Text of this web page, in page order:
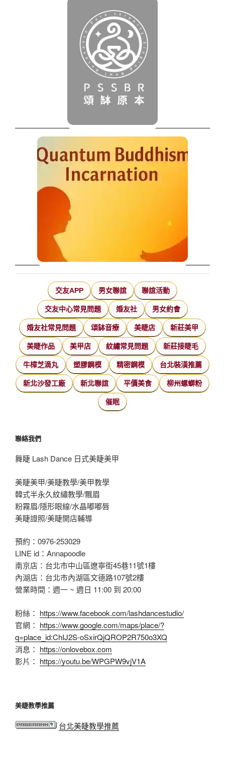
交友APP 男女聯誼 聯誼活動
交友中心常見問題 婚友社 男女約會
婚友社常見問題 頌缽音療 美睫店 新莊美甲
美睫作品 美甲店 紋繡常見問題 新莊接睫毛
牛樟芝滴丸 塑膠鋼模 精密鋼模 台北裝潢推薦
新北沙發工廠 新北聯誼 平價美食 柳州螺螄粉
催眠
聯絡我們
舞睫 Lash Dance 日式美睫美甲
美睫美甲/美睫教學/美甲教學
韓式半永久紋繡教學/飄眉
粉霧眉/隱形眼線/水晶嘟嘟唇
美睫證照/美睫開店輔導
預約：0976-253029
LINE id：Annapoodle
南京店：台北市中山區遼寧街45巷11號1樓
內湖店：台北市內湖區文德路107號2樓
營業時間：週一 ~ 週日 11:00 到 20:00
粉絲： https://www.facebook.com/lashdancestudio/
官網： https://www.google.com/maps/place/?
q=place_id:ChIJ2S-oSxirQjQROP2R750o3XQ
消息： https://onlovebox.com
影片： https://youtu.be/WPGPW9vjV1A
美睫教學推薦
台北美睫教學推薦